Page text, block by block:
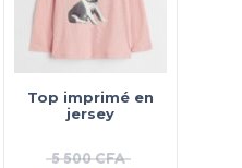
Top imprimé en
jersey
5 500CFA